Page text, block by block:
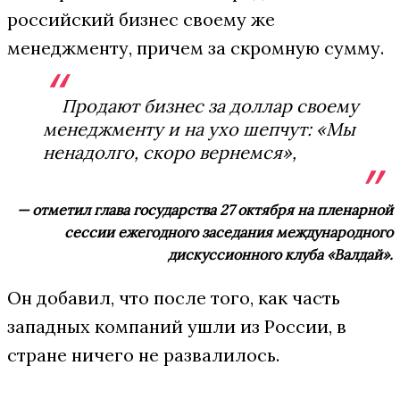
российский бизнес своему же
менеджменту, причем за скромную сумму.
Продают бизнес за доллар своему
менеджменту и на ухо шепчут: «Мы
ненадолго, скоро вернемся»,
— отметил глава государства 27 октября на пленарной
сессии ежегодного заседания международного
дискуссионного клуба «Валдай».
Он добавил, что после того, как часть
западных компаний ушли из России, в
стране ничего не развалилось.